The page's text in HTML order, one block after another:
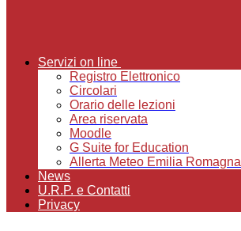
Servizi on line
Registro Elettronico
Circolari
Orario delle lezioni
Area riservata
Moodle
G Suite for Education
Allerta Meteo Emilia Romagna
News
U.R.P. e Contatti
Privacy